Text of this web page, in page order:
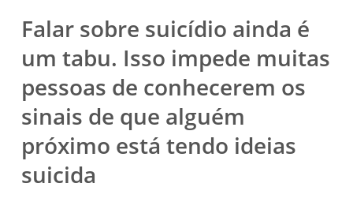
Falar sobre suicídio ainda é
um tabu. Isso impede muitas
pessoas de conhecerem os
sinais de que alguém
próximo está tendo ideias
suicida